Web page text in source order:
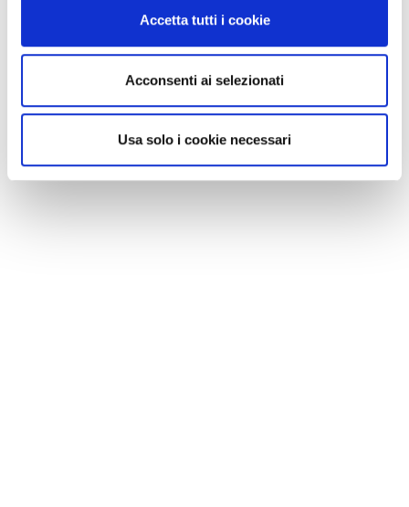
Accetta tutti i cookie
Acconsenti ai selezionati
Usa solo i cookie necessari